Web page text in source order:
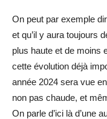
On peut par exemple
et qu’il y aura toujours
plus haute et de moins
cette évolution déjà
année 2024 sera vue
non pas chaude, et
On parle d’ici là d’une